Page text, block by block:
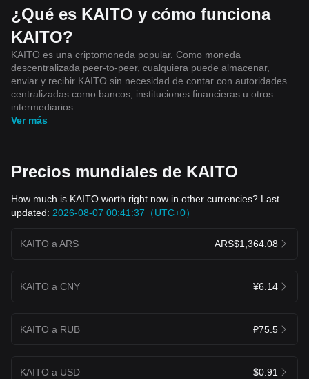
¿Qué es KAITO y cómo funciona
KAITO?
KAITO es una criptomoneda popular. Como moneda
descentralizada peer-to-peer, cualquiera puede almacenar,
enviar y recibir KAITO sin necesidad de contar con autoridades
centralizadas como bancos, instituciones financieras u otros
intermediarios.
Ver más
Precios mundiales de KAITO
How much is KAITO worth right now in other currencies? Last
updated: 2026-08-07 00:41:37（UTC+0）
KAITO a ARS ARS$1,364.08
KAITO a CNY ¥6.14
KAITO a RUB ₽75.5
KAITO a USD $0.91